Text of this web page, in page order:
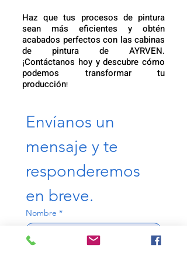
Haz que tus procesos de pintura
sean más eficientes y obtén
acabados perfectos con las cabinas
de pintura de AYRVEN.
¡Contáctanos hoy y descubre cómo
podemos transformar tu
producción!
Envíanos un
mensaje y te
responderemos
en breve.
Nombre *